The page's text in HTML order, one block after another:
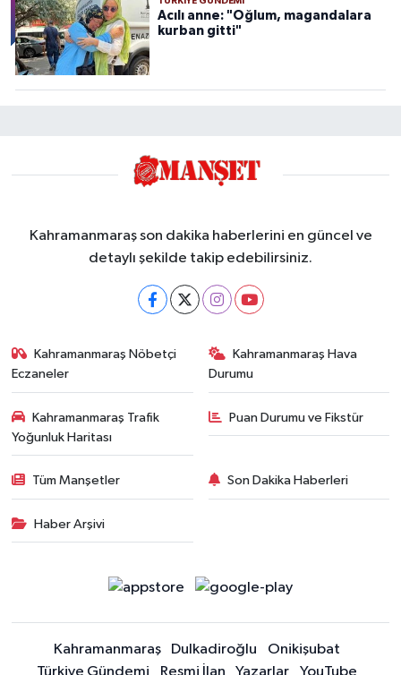
Acılı anne: "Oğlum, magandalara
kurban gitti"
Kahramanmaraş son dakika haberlerini en güncel ve
detaylı şekilde takip edebilirsiniz.
Kahramanmaraş Nöbetçi
Eczaneler
Kahramanmaraş Hava
Durumu
Kahramanmaraş Trafik
Yoğunluk Haritası
Puan Durumu ve Fikstür
Tüm Manşetler Son Dakika Haberleri
Haber Arşivi
Kahramanmaraş Dulkadiroğlu
Onikişubat
Türkiye Gündemi
Resmi İlan Yazarlar YouTube